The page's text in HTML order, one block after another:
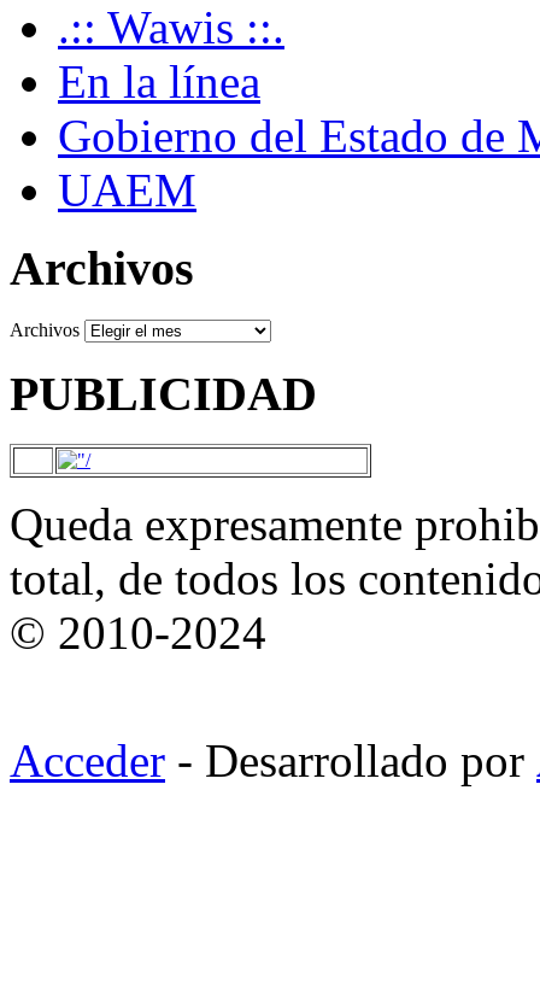
.:: Wawis ::.
En la línea
Gobierno del Estado de
UAEM
Archivos
Archivos
PUBLICIDAD
Queda expresamente
total, de todos los
© 2010-2024
Acceder - Desarrollado por